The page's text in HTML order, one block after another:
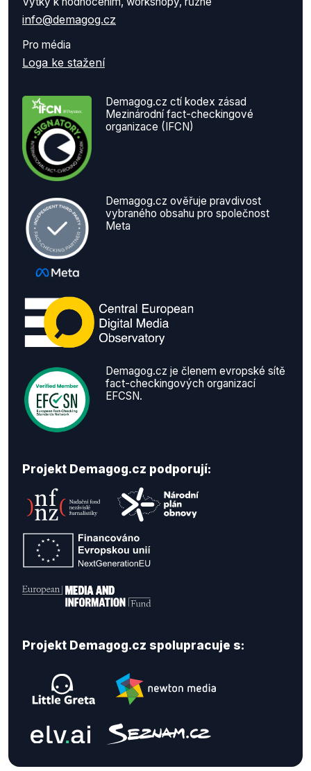
info@demagog.cz
Pro média
Loga ke stažení
Demagog.cz ctí kodex zásad
Mezinárodní fact-checkingové
organizace (IFCN)
Demagog.cz ověřuje pravdivost
vybraného obsahu pro společnost
Meta
Demagog.cz je členem evropské sítě
fact-checkingových organizací
EFCSN.
Projekt Demagog.cz podporují:
Projekt Demagog.cz spolupracuje s: